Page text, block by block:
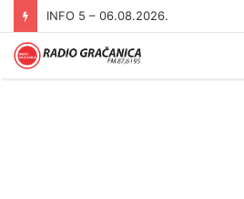
INFO 5 – 06.08.2026.